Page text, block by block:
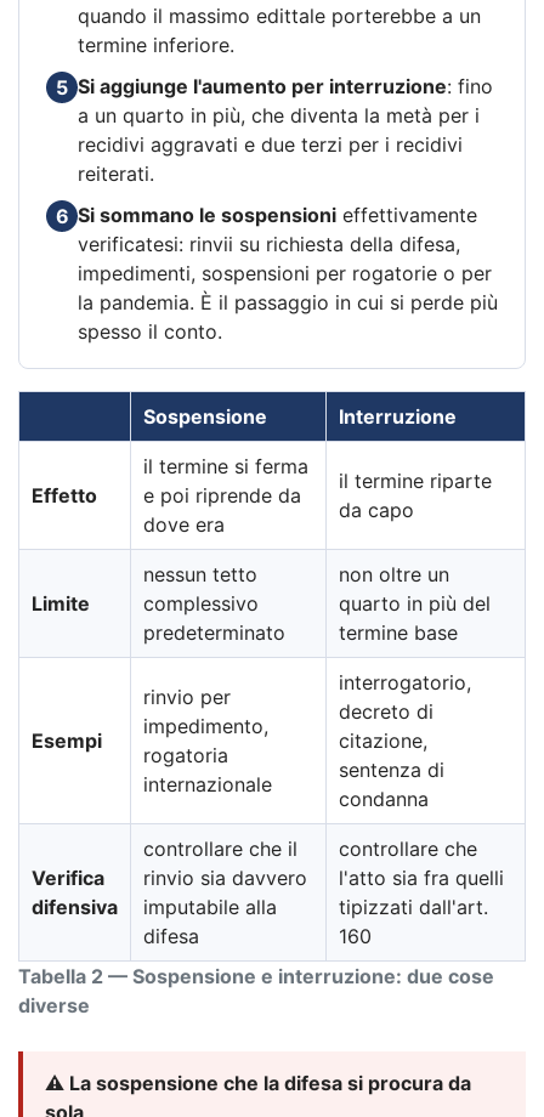
quando il massimo edittale porterebbe a un
termine inferiore.
5 Si aggiunge l'aumento per interruzione: fino
a un quarto in più, che diventa la metà per i
recidivi aggravati e due terzi per i recidivi
reiterati.
6 Si sommano le sospensioni effettivamente
verificatesi: rinvii su richiesta della difesa,
impedimenti, sospensioni per rogatorie o per
la pandemia. È il passaggio in cui si perde più
spesso il conto.
Tabella 2 — Sospensione e interruzione: due cose
diverse
Sospensione Interruzione
Effetto
il termine si ferma
e poi riprende da
dove era
il termine riparte
da capo
Limite
nessun tetto
complessivo
predeterminato
non oltre un
quarto in più del
termine base
Esempi
rinvio per
impedimento,
rogatoria
internazionale
interrogatorio,
decreto di
citazione,
sentenza di
condanna
Verifica
difensiva
controllare che il
rinvio sia davvero
imputabile alla
difesa
controllare che
l'atto sia fra quelli
tipizzati dall'art.
160
⚠️ La sospensione che la difesa si procura da
sola